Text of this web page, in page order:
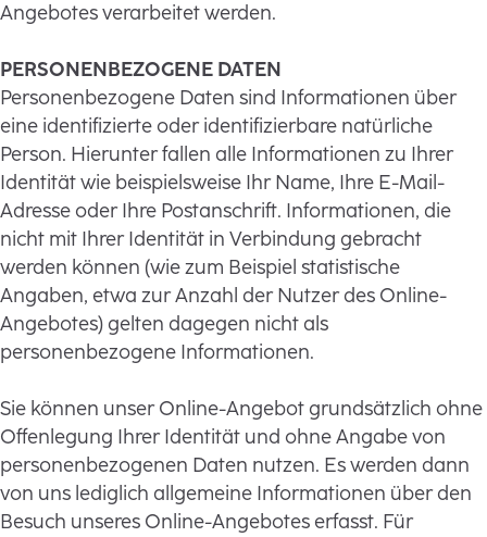
Angebotes verarbeitet werden.
PERSONENBEZOGENE DATEN
Personenbezogene Daten sind Informationen über
eine identifizierte oder identifizierbare natürliche
Person. Hierunter fallen alle Informationen zu Ihrer
Identität wie beispielsweise Ihr Name, Ihre E-Mail-
Adresse oder Ihre Postanschrift. Informationen, die
nicht mit Ihrer Identität in Verbindung gebracht
werden können (wie zum Beispiel statistische
Angaben, etwa zur Anzahl der Nutzer des Online-
Angebotes) gelten dagegen nicht als
personenbezogene Informationen.
Sie können unser Online-Angebot grundsätzlich ohne
Offenlegung Ihrer Identität und ohne Angabe von
personenbezogenen Daten nutzen. Es werden dann
von uns lediglich allgemeine Informationen über den
Besuch unseres Online-Angebotes erfasst. Für